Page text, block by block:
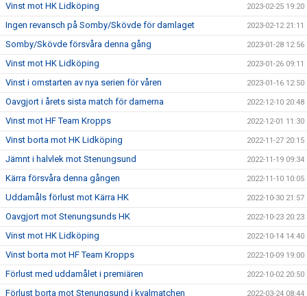
Vinst mot HK Lidköping 2023-02-25 19:20
Ingen revansch på Somby/Skövde för damlaget 2023-02-12 21:11
Somby/Skövde försvåra denna gång 2023-01-28 12:56
Vinst mot HK Lidköping 2023-01-26 09:11
Vinst i omstarten av nya serien för våren 2023-01-16 12:50
Oavgjort i årets sista match för damerna 2022-12-10 20:48
Vinst mot HF Team Kropps 2022-12-01 11:30
Vinst borta mot HK Lidköping 2022-11-27 20:15
Jämnt i halvlek mot Stenungsund 2022-11-19 09:34
Kärra försvåra denna gången 2022-11-10 10:05
Uddamåls förlust mot Kärra HK 2022-10-30 21:57
Oavgjort mot Stenungsunds HK 2022-10-23 20:23
Vinst mot HK Lidköping 2022-10-14 14:40
Vinst borta mot HF Team Kropps 2022-10-09 19:00
Förlust med uddamålet i premiären 2022-10-02 20:50
Förlust borta mot Stenungsund i kvalmatchen 2022-03-24 08:44